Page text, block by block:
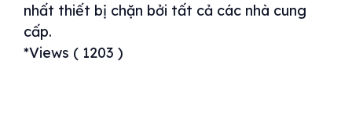
nhất thiết bị chặn bởi tất cả các nhà cung
cấp.
*Views ( 1203 )